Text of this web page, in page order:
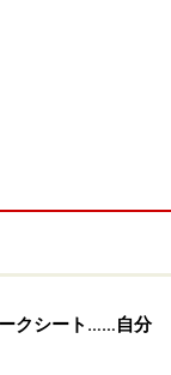
クシート……自分